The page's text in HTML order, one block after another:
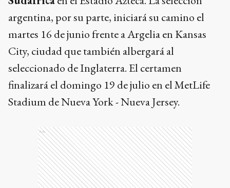
argentina, por su parte, iniciará su camino el
martes 16 de junio frente a Argelia en Kansas
City, ciudad que también albergará al
seleccionado de Inglaterra. El certamen
finalizará el domingo 19 de julio en el MetLife
Stadium de Nueva York - Nueva Jersey.
Ads